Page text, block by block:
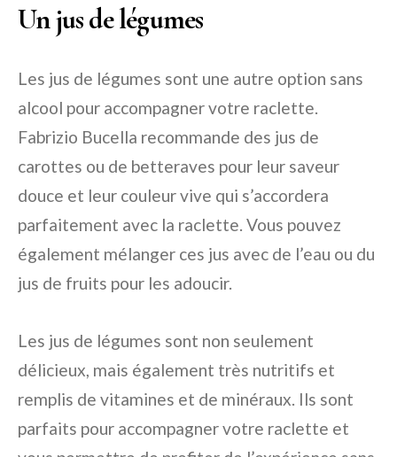
Un jus de légumes
Les jus de légumes sont une autre option sans
alcool pour accompagner votre raclette.
Fabrizio Bucella recommande des jus de
carottes ou de betteraves pour leur saveur
douce et leur couleur vive qui s’accordera
parfaitement avec la raclette. Vous pouvez
également mélanger ces jus avec de l’eau ou du
jus de fruits pour les adoucir.
Les jus de légumes sont non seulement
délicieux, mais également très nutritifs et
remplis de vitamines et de minéraux. Ils sont
parfaits pour accompagner votre raclette et